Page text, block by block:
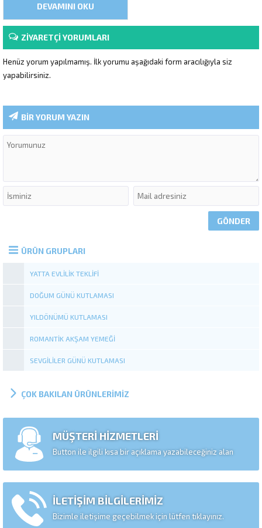
yemeyi, hayal etmektedir. Bu
kapsamda karşımıza çıkan yatta
romantik akşam yemeği bütün
çiftleri daha memnun ve
bilhassa mutlu kılacaktır. Yeni
DEVAMINI OKU
ZİYARETÇİ YORUMLARI
Henüz yorum yapılmamış. İlk yorumu aşağıdaki form aracılığıyla siz
yapabilirsiniz.
BİR YORUM YAZIN
ÜRÜN GRUPLARI
YATTA EVLILIK TEKLIFI
DOĞUM GÜNÜ KUTLAMASI
YILDÖNÜMÜ KUTLAMASI
ROMANTIK AKŞAM YEMEĞI
SEVGILILER GÜNÜ KUTLAMASI
ÇOK BAKILAN ÜRÜNLERİMİZ
MÜŞTERİ HİZMETLERİ
Button ile ilgili kısa bir açıklama yazabileceğiniz alan
İLETİŞİM BİLGİLERİMİZ
Bizimle iletişime geçebilmek için lütfen tıklayınız.